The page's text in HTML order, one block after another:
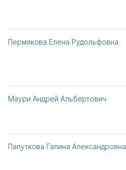
Пермякова Елена Рудольфовна
Маури Андрей Альбертович
Папуткова Галина Александровна